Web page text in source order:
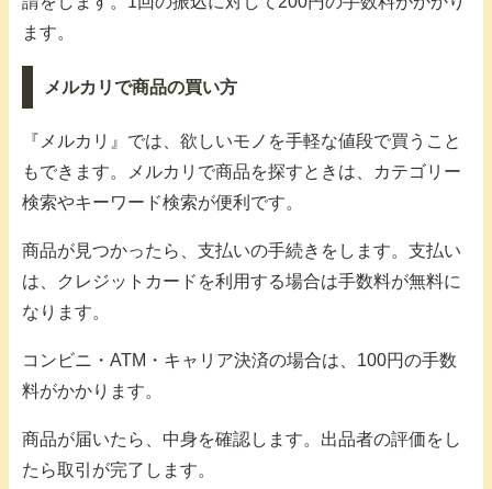
ます。
メルカリで商品の買い方
『メルカリ』では、欲しいモノを手軽な値段で買うこと
もできます。メルカリで商品を探すときは、カテゴリー
検索やキーワード検索が便利です。
商品が見つかったら、支払いの手続きをします。支払い
は、クレジットカードを利用する場合は手数料が無料に
なります。
コンビニ・ATM・キャリア決済の場合は、100円の手数
料がかかります。
商品が届いたら、中身を確認します。出品者の評価をし
たら取引が完了します。